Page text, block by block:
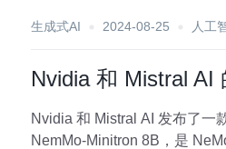
生成式AI 2024-08-25 人工
Nvidia 和 Mistral AI
Nvidia 和 Mistral AI 发布了一
NemMo-Minitron 8B，是